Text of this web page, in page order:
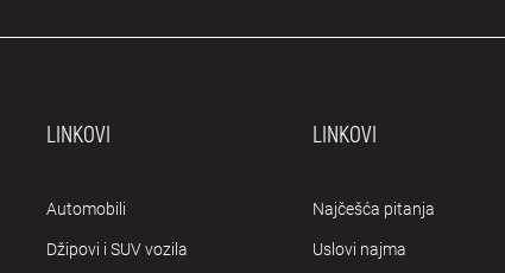
LINKOVI
Automobili
Džipovi i SUV vozila
LINKOVI
Najčešća pitanja
Uslovi najma